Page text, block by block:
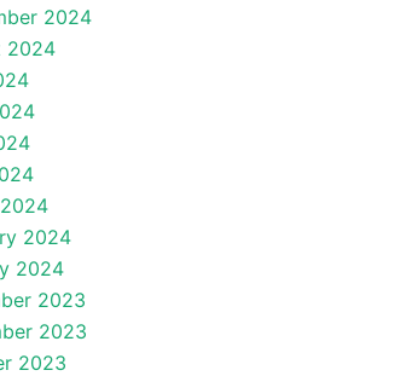
2024
2024
2024
2024
2023
2023
2023